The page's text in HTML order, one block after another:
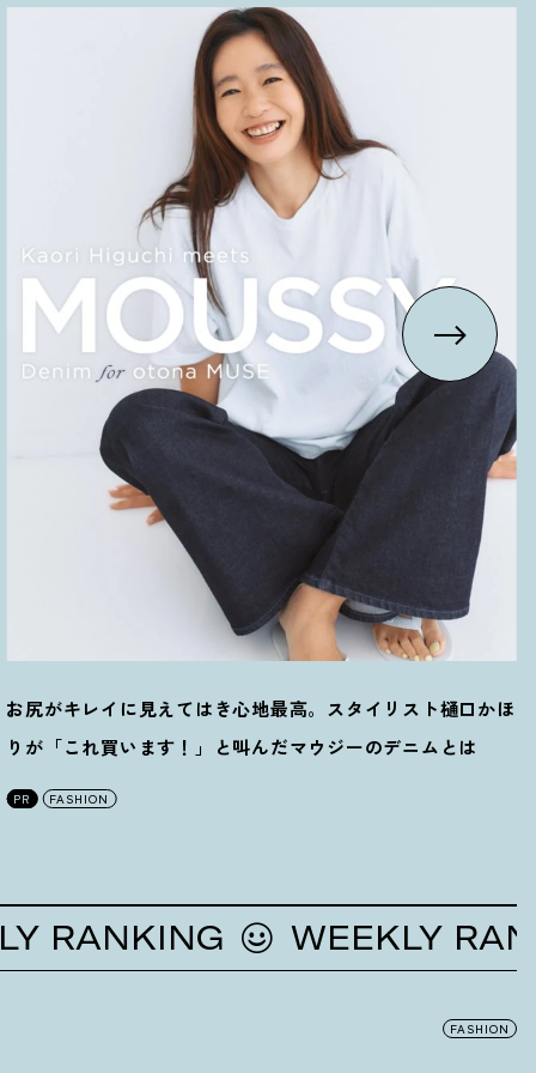
お尻がキレイに見えてはき心地最高。スタイリスト樋口かほ
りが「これ買います ！ 」と叫んだマウジーのデニムとは
PR FASHION
WEEKLY
FASHION